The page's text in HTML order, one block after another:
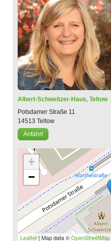
Albert-Schweitzer-Haus, Teltow
Potsdamer Straße 11
14513 Teltow
Anfahrt
+
−
Leaflet| Map data ©OpenStreetMap